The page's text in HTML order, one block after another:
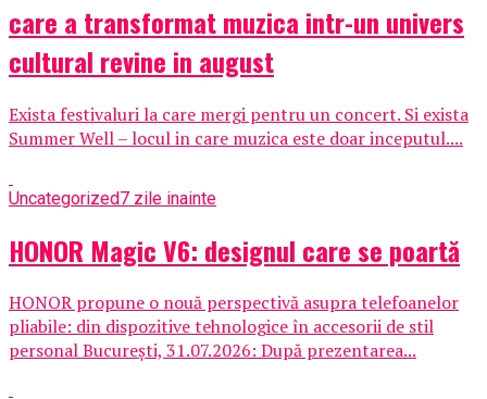
care a transformat muzica intr-un univers
cultural revine in august
Exista festivaluri la care mergi pentru un concert. Si exista
Summer Well – locul in care muzica este doar inceputul....
Uncategorized7 zile inainte
HONOR Magic V6: designul care se poartă
HONOR propune o nouă perspectivă asupra telefoanelor
pliabile: din dispozitive tehnologice în accesorii de stil
personal București, 31.07.2026: După prezentarea...